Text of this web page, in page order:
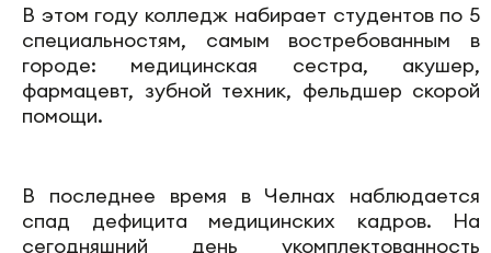
В этом году колледж набирает студентов по 5
специальностям, самым востребованным в
городе: медицинская сестра, акушер,
фармацевт, зубной техник, фельдшер скорой
помощи.
В последнее время в Челнах наблюдается
спад дефицита медицинских кадров. На
сегодняшний день укомплектованность